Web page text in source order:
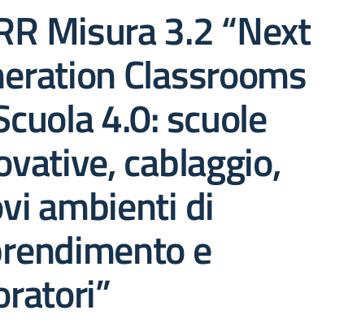
Misura 3.2 “Next
Classrooms
4.0: scuole
cablaggio,
ambienti di
e